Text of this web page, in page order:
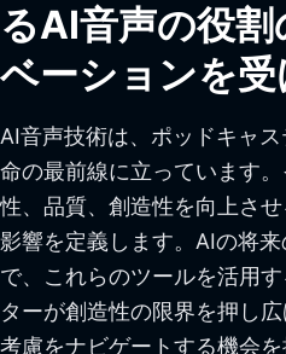
るAI音声の役
ベーションを受
AI音声技術は、ポッドキャ
命の最前線に立っています
性、品質、創造性を向上さ
影響を定義します。AIの将
で、これらのツールを活用
ターが創造性の限界を押し
考慮をナビゲートする機会を